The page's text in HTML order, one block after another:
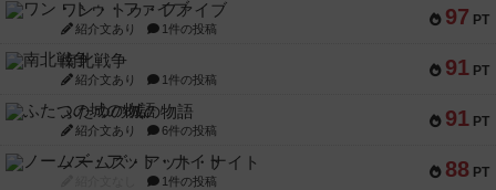
97 PT
ワン・トゥ・ファイブ
紹介文あり 1件の投稿
91 PT
南北戦争
紹介文あり 1件の投稿
91 PT
ふたつの城の物語
紹介文あり 6件の投稿
88 PT
ノームズ・アット・ナイト
1件の投稿